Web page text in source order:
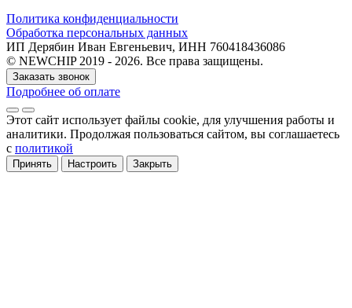
Политика конфиденциальности
Обработка персональных данных
ИП Дерябин Иван Евгеньевич, ИНН 760418436086
© NEWCHIP 2019 - 2026. Все права защищены.
Заказать звонок
Подробнее об оплате
Этот сайт использует файлы cookie, для улучшения работы и
аналитики. Продолжая пользоваться сайтом, вы соглашаетесь
с политикой
Принять Настроить Закрыть